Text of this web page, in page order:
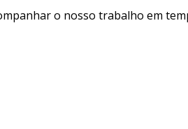
o nosso trabalho em